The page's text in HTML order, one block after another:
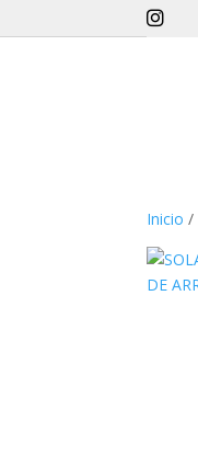
Inicio /